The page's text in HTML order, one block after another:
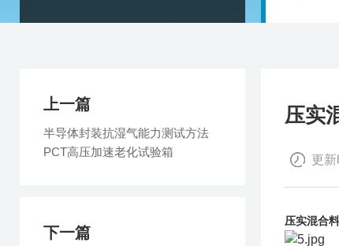
压实
更
压实混合
上一篇
半导体封装抗湿气能力测试方法
PCT高压加速老化试验箱
下一篇